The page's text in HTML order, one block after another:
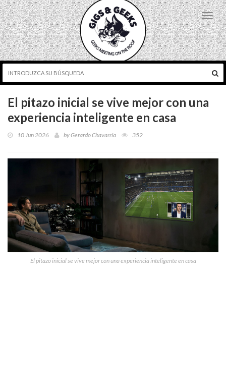
El pitazo inicial se vive mejor con una
experiencia inteligente en casa
10 Jun 2026 byGerardo Chavarría 352
El pitazo inicial se vive mejor con una experiencia inteligente en casa